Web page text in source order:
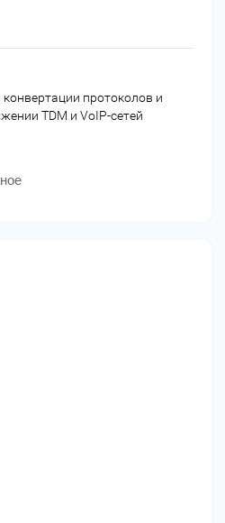
протоколов и
TDM и VoIP-сетей